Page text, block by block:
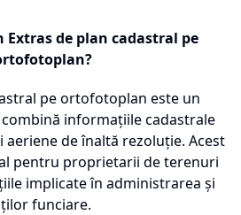
Extras de plan cadastral pe
pe ortofotoplan este un
informațiile cadastrale
de înaltă rezoluție. Acest
pentru proprietarii de terenuri
implicate în administrarea și
funciare.